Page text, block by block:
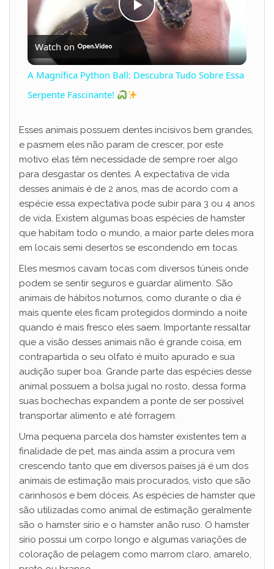
P
a
y
V
i
d
e
o
Watch on
A Magnífica Python Ball: Descubra Tudo Sobre Essa
Serpente Fascinante!
Esses animais possuem dentes incisivos bem grandes,
e pasmem eles não param de crescer, por este
motivo elas têm necessidade de sempre roer algo
para desgastar os dentes. A expectativa de vida
desses animais é de 2 anos, mas de acordo com a
espécie essa expectativa pode subir para 3 ou 4 anos
de vida. Existem algumas boas espécies de hamster
que habitam todo o mundo, a maior parte deles mora
em locais semi desertos se escondendo em tocas.
Eles mesmos cavam tocas com diversos túneis onde
podem se sentir seguros e guardar alimento. São
animais de hábitos noturnos, como durante o dia é
mais quente eles ficam protegidos dormindo a noite
quando é mais fresco eles saem. Importante ressaltar
que a visão desses animais não é grande coisa, em
contrapartida o seu olfato é muito apurado e sua
audição super boa. Grande parte das espécies desse
animal possuem a bolsa jugal no rosto, dessa forma
suas bochechas expandem a ponte de ser possível
transportar alimento e até forragem.
Uma pequena parcela dos hamster existentes tem a
finalidade de pet, mas ainda assim a procura vem
crescendo tanto que em diversos países já é um dos
animais de estimação mais procurados, visto que são
carinhosos e bem dóceis. As espécies de hamster que
são utilizadas como animal de estimação geralmente
são o hamster sírio e o hamster anão ruso. O hamster
sírio possui um corpo longo e algumas variações de
coloração de pelagem como marrom claro, amarelo,